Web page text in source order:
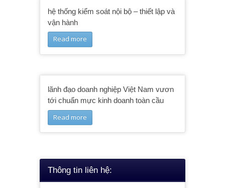
hệ thống kiểm soát nội bộ – thiết lập và
vận hành
Read more
lãnh đạo doanh nghiệp Việt Nam vươn
tới chuẩn mực kinh doanh toàn cầu
Read more
Thông tin liên hệ: